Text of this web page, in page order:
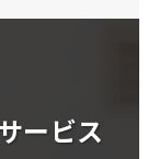
ービス